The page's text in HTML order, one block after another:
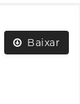
Baixar